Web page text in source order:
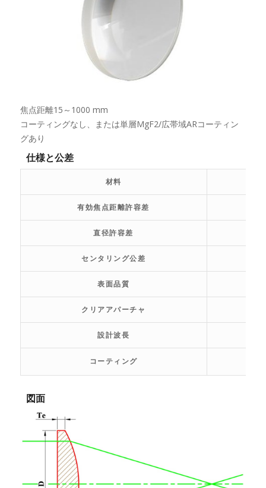
焦点距離15～1000 mm
コーティングなし、または単層MgF2/広帯域ARコーティン
グあり
仕様と公差
材料
有効焦点距離許容差
直径許容差
センタリング公差
表面品質
クリアアパーチャ
設計波長
コーティング
図面